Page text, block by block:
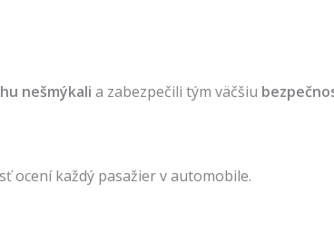
nešmýkali a zabezpečili tým väčšiu
ocení každý pasažier v automobile.